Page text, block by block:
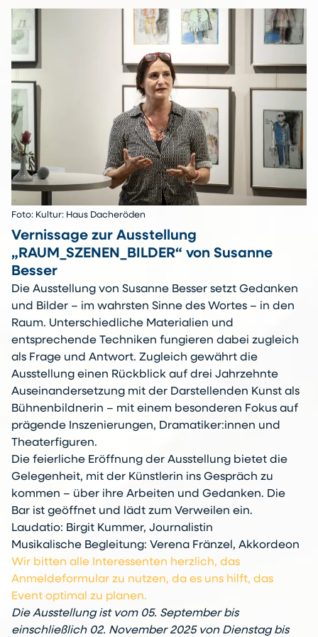
Foto: Kultur: Haus Dacheröden
Vernissage zur Ausstellung
„RAUM_SZENEN_BILDER“ von Susanne
Besser
Die Ausstellung von Susanne Besser setzt Gedanken
und Bilder – im wahrsten Sinne des Wortes – in den
Raum. Unterschiedliche Materialien und
entsprechende Techniken fungieren dabei zugleich
als Frage und Antwort. Zugleich gewährt die
Ausstellung einen Rückblick auf drei Jahrzehnte
Auseinandersetzung mit der Darstellenden Kunst als
Bühnenbildnerin – mit einem besonderen Fokus auf
prägende Inszenierungen, Dramatiker:innen und
Theaterfiguren.
Die feierliche Eröffnung der Ausstellung bietet die
Gelegenheit, mit der Künstlerin ins Gespräch zu
kommen – über ihre Arbeiten und Gedanken. Die
Bar ist geöffnet und lädt zum Verweilen ein.
Laudatio: Birgit Kummer, Journalistin
Musikalische Begleitung: Verena Fränzel, Akkordeon
Wir bitten alle Interessenten herzlich, das
Anmeldeformular zu nutzen, da es uns hilft, das
Event optimal zu planen.
Die Ausstellung ist vom 05. September bis
einschließlich 02. November 2025 von Dienstag bis